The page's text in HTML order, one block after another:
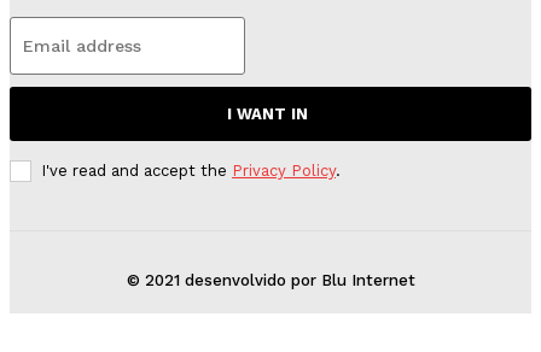
I WANT IN
I've read and accept the Privacy Policy.
© 2021 desenvolvido por Blu Internet